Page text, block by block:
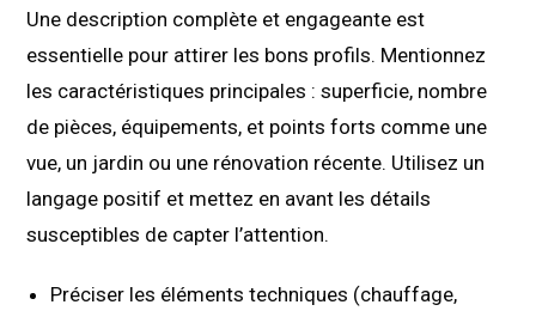
Une description complète et engageante est
essentielle pour attirer les bons profils. Mentionnez
les caractéristiques principales : superficie, nombre
de pièces, équipements, et points forts comme une
vue, un jardin ou une rénovation récente. Utilisez un
langage positif et mettez en avant les détails
susceptibles de capter l’attention.
Préciser les éléments techniques (chauffage,